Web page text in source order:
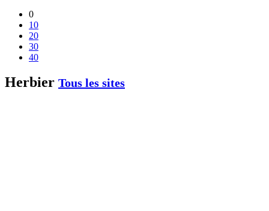
0
10
20
30
40
Herbier Tous les sites